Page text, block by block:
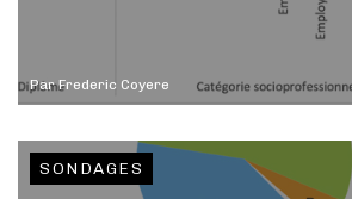
ParFrederic Coyere
SONDAGES